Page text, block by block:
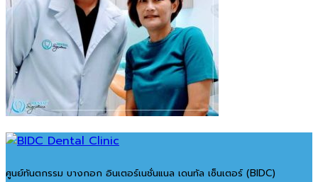
ศูนย์ทันตกรรม บางกอก อินเตอร์เนชั่นแนล เดนทัล เซ็นเตอร์ (BIDC)